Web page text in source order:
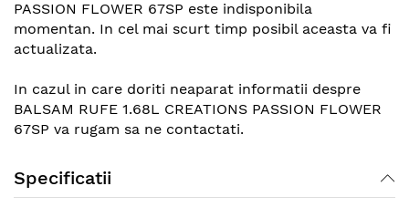
PASSION FLOWER 67SP este indisponibila
momentan. In cel mai scurt timp posibil aceasta va fi
actualizata.
In cazul in care doriti neaparat informatii despre
BALSAM RUFE 1.68L CREATIONS PASSION FLOWER
67SP va rugam sa ne contactati.
Specificatii